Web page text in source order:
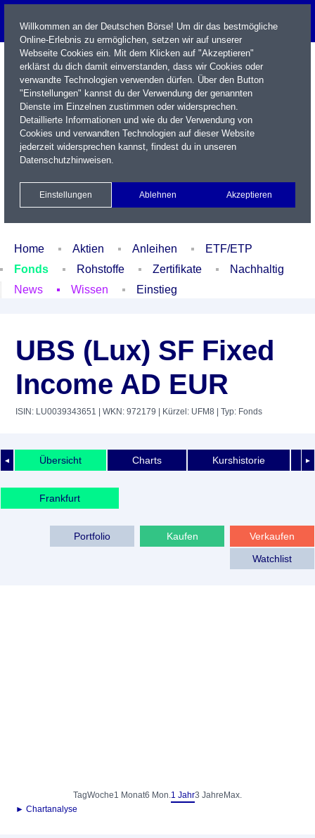
Name / WKN / ISIN / Kürzel
Xetra Realtime
Watchlist Portfolio Login
Home Aktien Anleihen
ETF/ETP
Fonds
Rohstoffe Zertifikate
Nachhaltig
News
Wissen Einstieg
UBS (Lux) SF Fixed
Income AD EUR
ISIN: LU0039343651 | WKN: 972179 | Kürzel: UFM8 | Typ: Fonds
◄ ►
Übersicht Charts Kurshistorie
Frankfurt
Verkaufen
Kaufen
Portfolio
Watchlist
TagWoche1 Monat6 Mon.1 Jahr3 Jahre Max.
► Chartanalyse
Willkommen an der Deutschen Börse! Um dir das bestmögliche
Online-Erlebnis zu ermöglichen, setzen wir auf unserer
Webseite Cookies ein. Mit dem Klicken auf "Akzeptieren"
erklärst du dich damit einverstanden, dass wir Cookies oder
verwandte Technologien verwenden dürfen. Über den Button
"Einstellungen" kannst du der Verwendung der genannten
Dienste im Einzelnen zustimmen oder widersprechen.
Detaillierte Informationen und wie du der Verwendung von
Cookies und verwandten Technologien auf dieser Website
jederzeit widersprechen kannst, findest du in unseren
Datenschutzhinweisen.
Einstellungen Ablehnen Akzeptieren